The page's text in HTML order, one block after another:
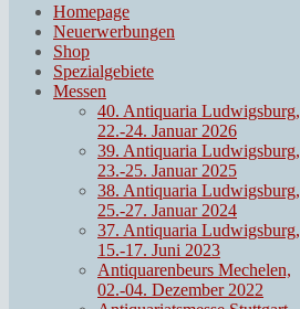
Homepage
Neuerwerbungen
Shop
Spezialgebiete
Messen
40. Antiquaria Ludwigsburg,
22.-24. Januar 2026
39. Antiquaria Ludwigsburg,
23.-25. Januar 2025
38. Antiquaria Ludwigsburg,
25.-27. Januar 2024
37. Antiquaria Ludwigsburg,
15.-17. Juni 2023
Antiquarenbeurs Mechelen,
02.-04. Dezember 2022